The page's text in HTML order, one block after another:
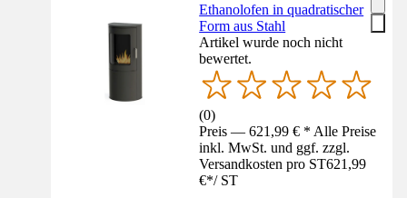
Ethanolofen in quadratischer
Form aus Stahl
Artikel wurde noch nicht
bewertet.
(0)
Preis — 621,99 € * Alle Preise
inkl. MwSt. und ggf. zzgl.
Versandkosten pro ST621,99
€*/ ST